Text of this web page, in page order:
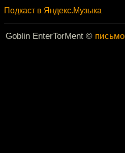
Подкаст в Яндекс.Музыка
Goblin EnterTorMent © письмо